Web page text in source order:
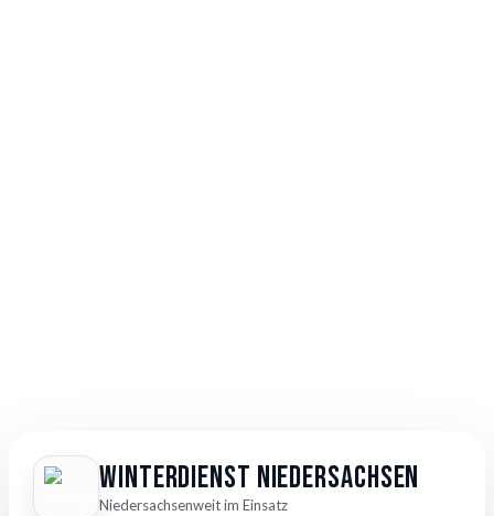
Winterdienst Niedersachsen
Niedersachsenweit im Einsatz